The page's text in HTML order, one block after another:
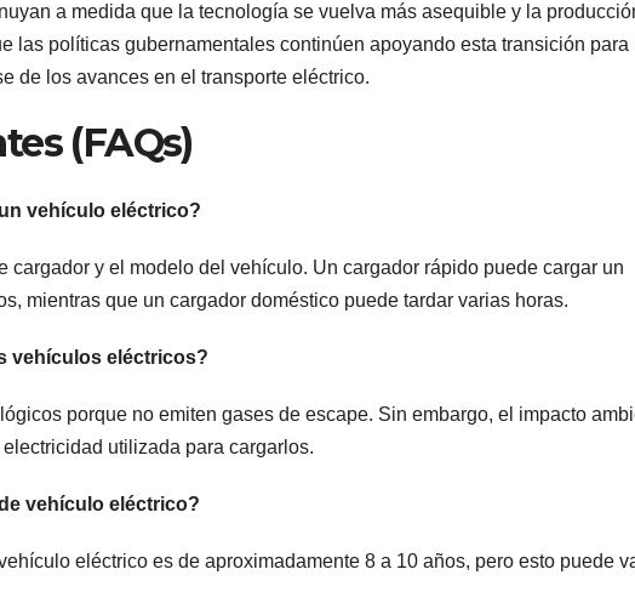
a medida que la tecnología se vuelva más asequible y la
las políticas gubernamentales continúen apoyando esta transición para
de los avances en el transporte eléctrico.
(FAQs)
vehículo eléctrico?
cargador y el modelo del vehículo. Un cargador rápido puede cargar un
mientras que un cargador doméstico puede tardar varias horas.
vehículos eléctricos?
porque no emiten gases de escape. Sin embargo, el impacto
utilizada para cargarlos.
vehículo eléctrico?
eléctrico es de aproximadamente 8 a 10 años, pero esto puede